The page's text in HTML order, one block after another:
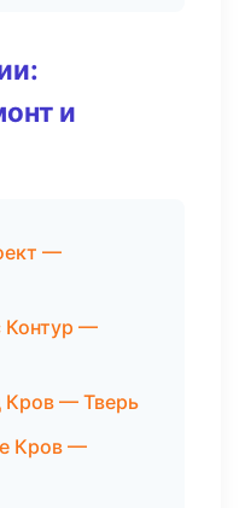
и
—
Контур —
Кров — Тверь
Кров —